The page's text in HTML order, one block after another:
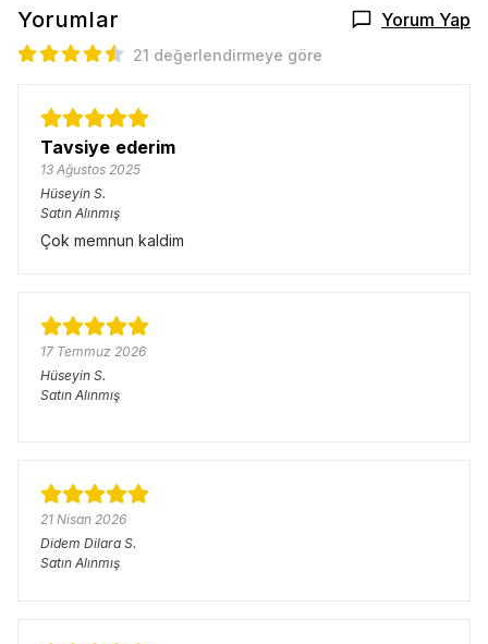
Yorumlar Yorum Yap
21 değerlendirmeye göre
Tavsiye ederim
13 Ağustos 2025
Hüseyin S.
Satın Alınmış
Çok memnun kaldim
17 Temmuz 2026
Hüseyin S.
Satın Alınmış
21 Nisan 2026
Didem Dilara S.
Satın Alınmış